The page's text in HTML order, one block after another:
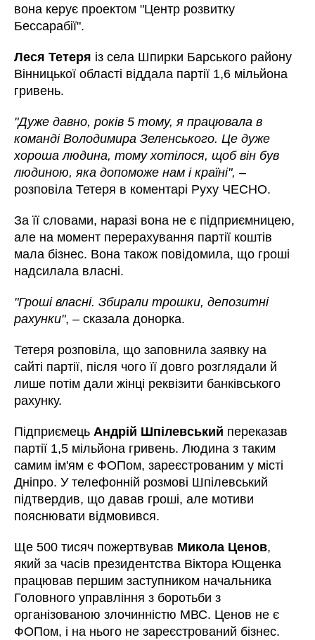
вона керує проектом "Центр розвитку
Бессарабії".
Леся Тетеря із села Шпирки Барського району
Вінницької області віддала партії 1,6 мільйона
гривень.
"Дуже давно, років 5 тому, я працювала в
команді Володимира Зеленського. Це дуже
хороша людина, тому хотілося, щоб він був
людиною, яка допоможе нам і країні", –
розповіла Тетеря в коментарі Руху ЧЕСНО.
За її словами, наразі вона не є підприємницею,
але на момент перерахування партії коштів
мала бізнес. Вона також повідомила, що гроші
надсилала власні.
"Гроші власні. Збирали трошки, депозитні
рахунки", –сказала донорка.
Тетеря розповіла, що заповнила заявку на
сайті партії, після чого її довго розглядали й
лише потім дали жінці реквізити банківського
рахунку.
Підприємець Андрій Шпілевський переказав
партії 1,5 мільйона гривень. Людина з таким
самим ім'ям є ФОПом, зареєстрованим у місті
Дніпро. У телефонній розмові Шпілевський
підтвердив, що давав гроші, але мотиви
пояснювати відмовився.
Ще 500 тисяч пожертвував Микола Ценов,
який за часів президентства Віктора Ющенка
працював першим заступником начальника
Головного управління з боротьби з
організованою злочинністю МВС. Ценов не є
ФОПом, і на нього не зареєстрований бізнес.